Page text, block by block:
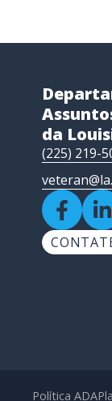
da
(225) 219-
Política ADA